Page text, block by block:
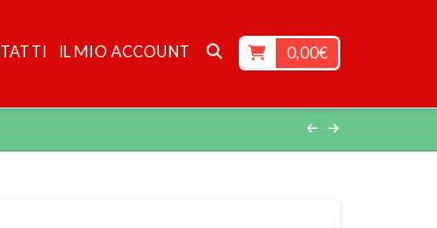
IL MIO ACCOUNT 0,00€